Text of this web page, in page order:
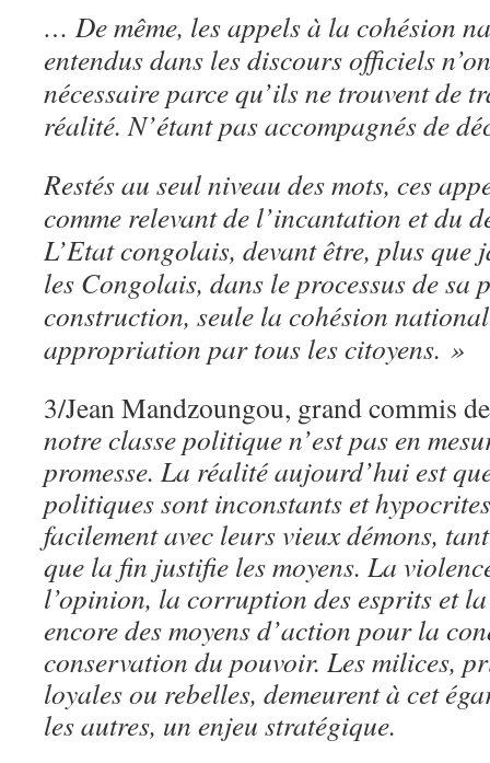
… De même, les appels à la cohésion
entendus dans les discours officiels
nécessaire parce qu’ils ne trouvent de
réalité. N’étant pas accompagnés de
Restés au seul niveau des mots, ces
comme relevant de l’incantation et du
L’Etat congolais, devant être, plus que
les Congolais, dans le processus de sa
construction, seule la cohésion
appropriation par tous les citoyens. »
3/Jean Mandzoungou, grand commis
notre classe politique n’est pas en
promesse. La réalité aujourd’hui est
politiques sont inconstants et
facilement avec leurs vieux démons,
que la fin justifie les moyens. La
l’opinion, la corruption des esprits et
encore des moyens d’action pour la
conservation du pouvoir. Les milices,
loyales ou rebelles, demeurent à cet
les autres, un enjeu stratégique.